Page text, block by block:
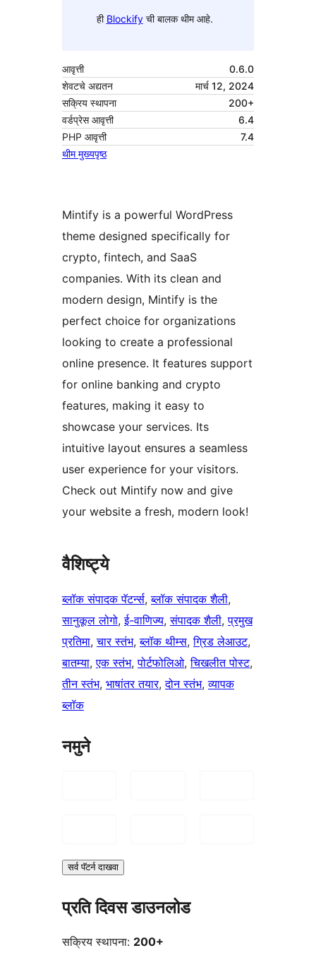
ही Blockifyची बालक थीम आहे.
आवृत्ती
0.6.0
शेवटचे अद्यतन
मार्च 12, 2024
सक्रिय स्थापना
200+
वर्डप्रेस आवृत्ती
6.4
PHP आवृत्ती
7.4
थीम मुख्यपृष्ठ
Mintify is a powerful WordPress
theme designed specifically for
crypto, fintech, and SaaS
companies. With its clean and
modern design, Mintify is the
perfect choice for organizations
looking to create a professional
online presence. It features support
for online banking and crypto
features, making it easy to
showcase your services. Its
intuitive layout ensures a seamless
user experience for your visitors.
Check out Mintify now and give
your website a fresh, modern look!
वैशिष्ट्ये
ब्लॉक संपादक पॅटर्न्स, ब्लॉक संपादक शैली
सानुकूल लोगो, ई-वाणिज्य, संपादक शैली, प्रमुख
प्रतिमा, चार स्तंभ, ब्लॉक थीम्स, ग्रिड लेआउट
बातम्या, एक स्तंभ, पोर्टफोलिओ, चिखलीत पोस्ट
तीन स्तंभ, भाषांतर तयार, दोन स्तंभ, व्यापक
ब्लॉक
नमुने
सर्व पॅटर्न दाखवा
प्रति दिवस डाउनलोड
सक्रिय स्थापना: 200+